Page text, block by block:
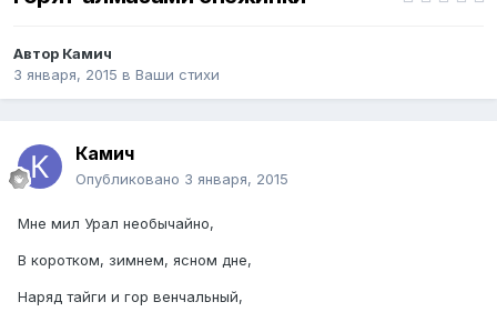
Автор Камич
3 января, 2015 в Ваши стихи
Камич
Опубликовано 3 января, 2015
Мне мил Урал необычайно,
В коротком, зимнем, ясном дне,
Наряд тайги и гор венчальный,